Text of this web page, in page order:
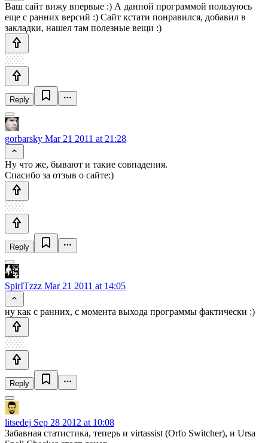
Ваш сайт вижу впервые :) А данной программой пользуюсь
еще с ранних версий :) Сайт кстати понравился, добавил в
закладки, нашел там полезные вещи :)
Reply
gorbarsky Mar 21 2011 at 21:28
Ну что же, бывают и такие совпадения.
Спасибо за отзыв о сайте:)
Reply
SpirITzzz Mar 21 2011 at 14:05
ну как с ранних, с момента выхода программы фактически :)
Reply
litsedej Sep 28 2012 at 10:08
Забавная статистика, теперь и virtassist (Orfo Switcher), и Ursa